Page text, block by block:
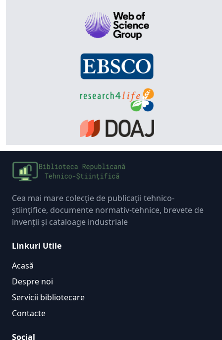
Cea mai mare colecție de publicații tehnico-
științifice, documente normativ-tehnice, brevete de
invenții și cataloage industriale
Linkuri Utile
Acasă
Despre noi
Servicii bibliotecare
Contacte
Social